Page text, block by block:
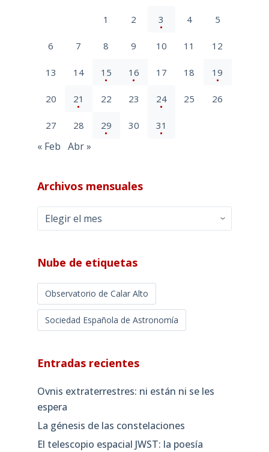
1 2 3 4 5
6 7 8 9 10 11 12
13 14 15 16 17 18 19
20 21 22 23 24 25 26
27 28 29 30 31
« Feb Abr »
Archivos mensuales
Archivos
mensuales
Nube de etiquetas
Observatorio de Calar Alto
Sociedad Española de Astronomía
Entradas recientes
Ovnis extraterrestres: ni están ni se les
espera
La génesis de las constelaciones
El telescopio espacial JWST: la poesía